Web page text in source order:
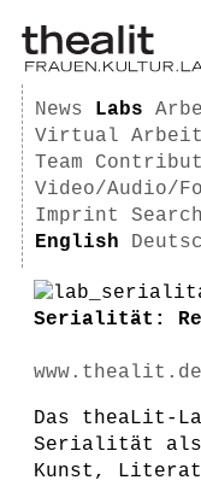
News Labs
Virtual
Team
Video/Audio/
Imprint
Search
English
Serialität:
Das theaLit-
Serialität als
Kunst,